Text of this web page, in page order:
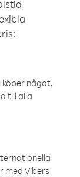
något,
till alla
med Vibers